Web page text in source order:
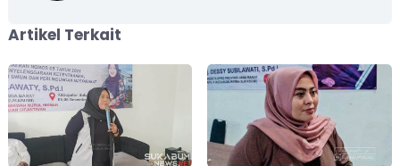
Artikel Terkait